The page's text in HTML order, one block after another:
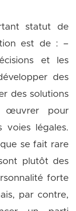
statut de
est de : –
et les
des
des solutions
œuvrer pour
voies légales.
se fait rare
plutôt des
forte
par contre,